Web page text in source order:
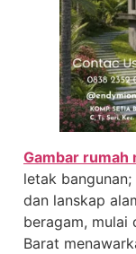
Gambar rumah
letak
dan lanskap
beragam, mulai
Barat